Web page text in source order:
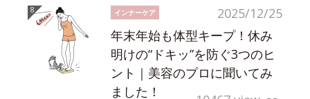
2025/12/25
インナーケア
年末年始も体型キープ！休み
明けの“ドキッ”を防ぐ3つのヒ
ント｜美容のプロに聞いてみ
ました！